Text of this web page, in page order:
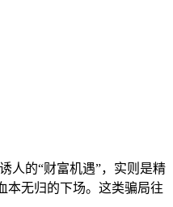
人的“财富机遇”，实则是精
本无归的下场。这类骗局往